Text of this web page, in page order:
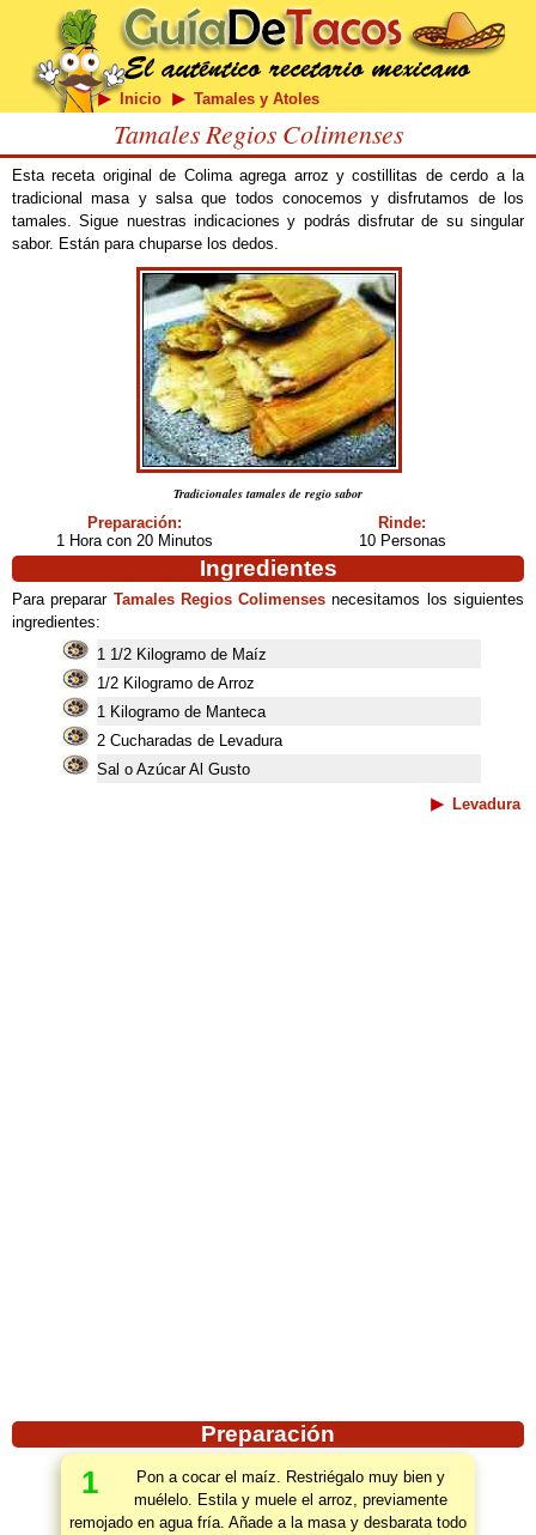
Inicio Tamales y Atoles
Tamales Regios Colimenses
Esta receta original de Colima agrega arroz y costillitas de cerdo a la
tradicional masa y salsa que todos conocemos y disfrutamos de los
tamales. Sigue nuestras indicaciones y podrás disfrutar de su singular
sabor. Están para chuparse los dedos.
Tradicionales tamales de regio sabor
Preparación:
1 Hora con 20 Minutos
Rinde:
10 Personas
Ingredientes
Para preparar Tamales Regios Colimenses necesitamos los siguientes
ingredientes:
1 1/2 Kilogramo de Maíz
1/2 Kilogramo de Arroz
1 Kilogramo de Manteca
2 Cucharadas de Levadura
Sal o Azúcar Al Gusto
Levadura
Preparación
1
Pon a cocar el maíz. Restriégalo muy bien y
muélelo. Estila y muele el arroz, previamente
remojado en agua fría. Añade a la masa y desbarata todo